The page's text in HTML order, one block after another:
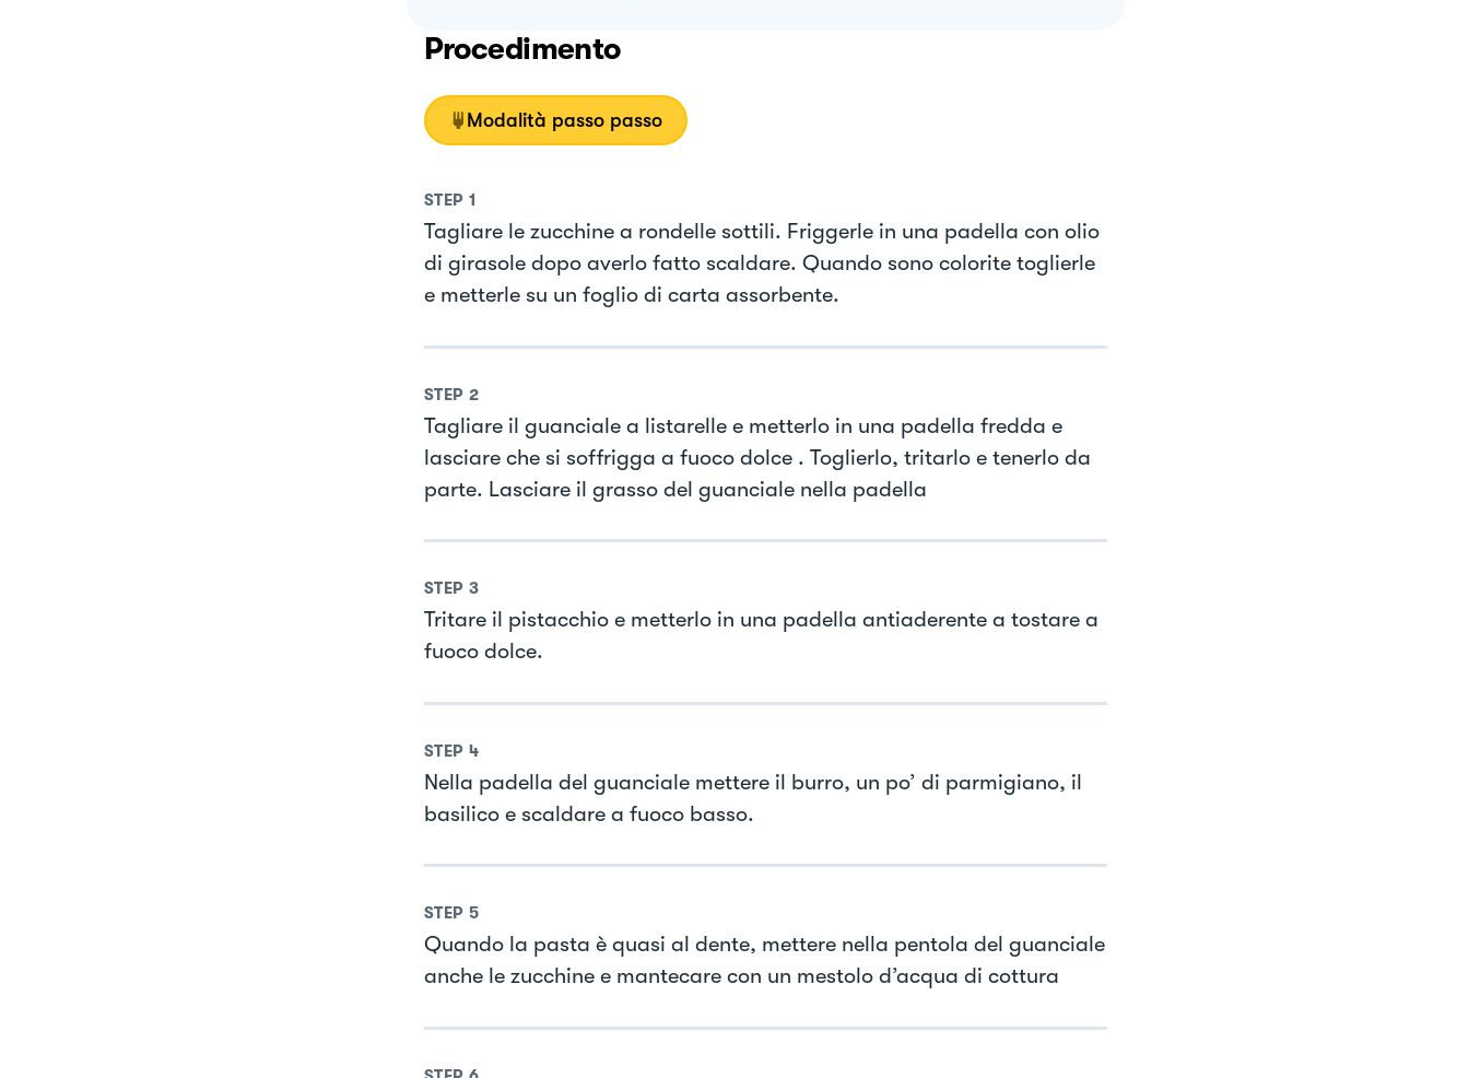
Procedimento
Modalità passo passo
STEP 1
Tagliare le zucchine a rondelle sottili. Friggerle in una padella con olio
di girasole dopo averlo fatto scaldare. Quando sono colorite toglierle
e metterle su un foglio di carta assorbente.
STEP 2
Tagliare il guanciale a listarelle e metterlo in una padella fredda e
lasciare che si soffrigga a fuoco dolce . Toglierlo, tritarlo e tenerlo da
parte. Lasciare il grasso del guanciale nella padella
STEP 3
Tritare il pistacchio e metterlo in una padella antiaderente a tostare a
fuoco dolce.
STEP 4
Nella padella del guanciale mettere il burro, un po’ di parmigiano, il
basilico e scaldare a fuoco basso.
STEP 5
Quando la pasta è quasi al dente, mettere nella pentola del guanciale
anche le zucchine e mantecare con un mestolo d’acqua di cottura